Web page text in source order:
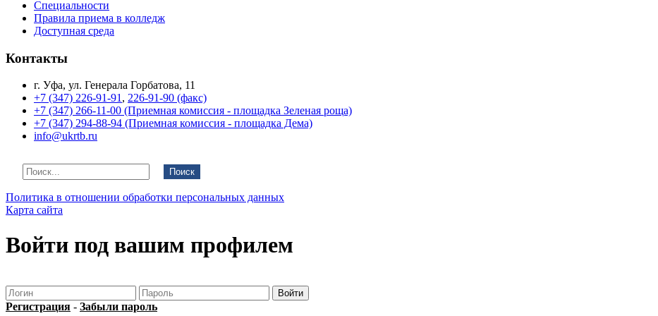
Специальности
Правила приема в колледж
Доступная среда
Контакты
г. Уфа, ул. Генерала Горбатова, 11
+7 (347) 226-91-91 , 226-91-90 (факс)
+7 (347) 266-11-00 (Приемная комиссия - площадка Зеленая роща)
+7 (347) 294-88-94 (Приемная комиссия - площадка Дема)
info@ukrtb.ru
Поиск
Политика в отношении обработки персональных данных
Карта сайта
Войти под вашим профилем
Регистрация - Забыли пароль